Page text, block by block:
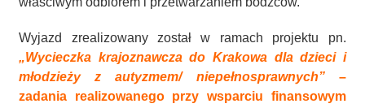
Wyjazd zrealizowany został w ramach projektu pn.
„Wycieczka krajoznawcza do Krakowa dla dzieci i
młodzieży z autyzmem/ niepełnosprawnych” –
zadania realizowanego przy wsparciu finansowym